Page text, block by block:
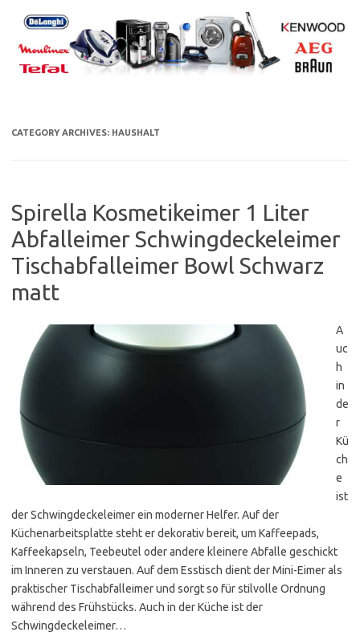
content
CATEGORY ARCHIVES: HAUSHALT
Spirella Kosmetikeimer 1 Liter
Abfalleimer Schwingdeckeleimer
Tischabfalleimer Bowl Schwarz
matt
A
uc
h
in
de
r
Kü
ch
e
ist
der Schwingdeckeleimer ein moderner Helfer. Auf der
Küchenarbeitsplatte steht er dekorativ bereit, um Kaffeepads,
Kaffeekapseln, Teebeutel oder andere kleinere Abfalle geschickt
im Inneren zu verstauen. Auf dem Esstisch dient der Mini-Eimer als
praktischer Tischabfalleimer und sorgt so für stilvolle Ordnung
während des Frühstücks. Auch in der Küche ist der
Schwingdeckeleimer…